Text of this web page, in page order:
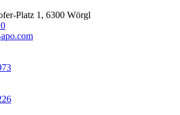
Platz 1, 6300 Wörgl